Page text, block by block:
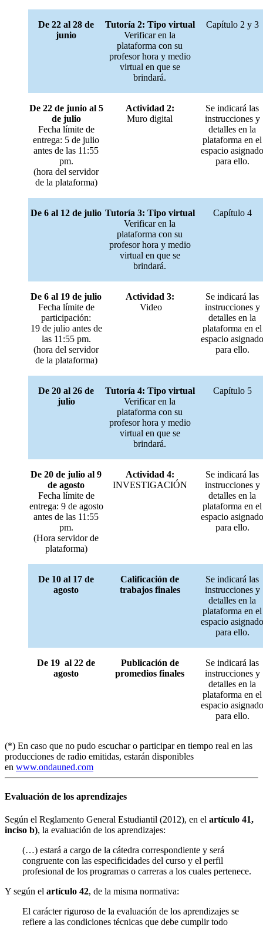
De 22 al 28 de
junio
Tutoría 2: Tipo virtual
Verificar en la
plataforma con su
profesor hora y medio
virtual en que se
brindará.
Capítulo 2 y 3
De 22 de junio al 5
de julio
Fecha límite de
entrega: 5 de julio
antes de las 11:55
pm.
(hora del servidor
de la plataforma)
Actividad 2:
Muro digital
Se indicará las
instrucciones y
detalles en la
plataforma en el
espacio asignado
para ello.
De 6 al 12 de julio Tutoría 3: Tipo virtual
Verificar en la
plataforma con su
profesor hora y medio
virtual en que se
brindará.
Capítulo 4
De 6 al 19 de julio
Fecha límite de
participación:
19 de julio antes de
las 11:55 pm.
(hora del servidor
de la plataforma)
Actividad 3:
Video
Se indicará las
instrucciones y
detalles en la
plataforma en el
espacio asignado
para ello.
De 20 al 26 de
julio
Tutoría 4: Tipo virtual
Verificar en la
plataforma con su
profesor hora y medio
virtual en que se
brindará.
Capítulo 5
De 20 de julio al 9
de agosto
Fecha límite de
entrega: 9 de agosto
antes de las 11:55
pm.
(Hora servidor de
plataforma)
Actividad 4:
INVESTIGACIÓN
Se indicará las
instrucciones y
detalles en la
plataforma en el
espacio asignado
para ello.
De 10 al 17 de
agosto
Calificación de
trabajos finales
Se indicará las
instrucciones y
detalles en la
plataforma en el
espacio asignado
para ello.
De 19 al 22 de
agosto
Publicación de
promedios finales
Se indicará las
instrucciones y
detalles en la
plataforma en el
espacio asignado
para ello.
(*) En caso que no pudo escuchar o participar en tiempo real en las
producciones de radio emitidas, estarán disponibles
en www.ondauned.com
Evaluación de los aprendizajes
Según el Reglamento General Estudiantil (2012), en el artículo 41,
inciso b), la evaluación de los aprendizajes:
(…) estará a cargo de la cátedra correspondiente y será
congruente con las especificidades del curso y el perfil
profesional de los programas o carreras a los cuales pertenece.
Y según el artículo 42, de la misma normativa:
El carácter riguroso de la evaluación de los aprendizajes se
refiere a las condiciones técnicas que debe cumplir todo